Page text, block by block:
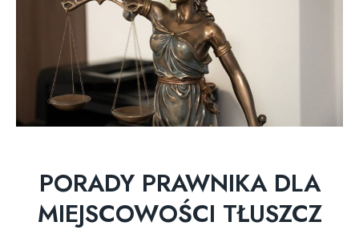
PORADY PRAWNIKA DLA
MIEJSCOWOŚCI TŁUSZCZ